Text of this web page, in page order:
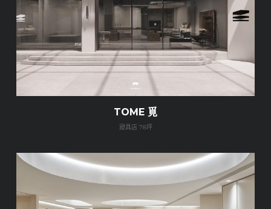
Column
Monthly
TOME 覓
寢具店 78坪